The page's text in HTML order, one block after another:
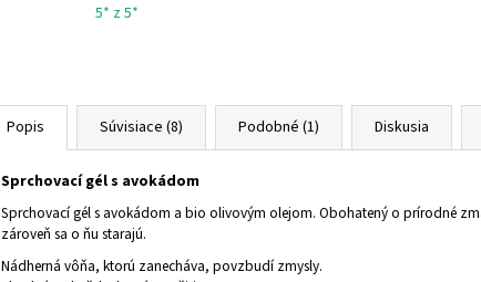
5* z 5*
Popis Súvisiace (8) Podobné (1) Diskusia
Sprchovací gél s avokádom
Sprchovací gél s avokádom a bio olivovým olejom. Obohatený o prírodné
zároveň sa o ňu starajú.
Nádherná vôňa, ktorú zanecháva, povzbudí zmysly.